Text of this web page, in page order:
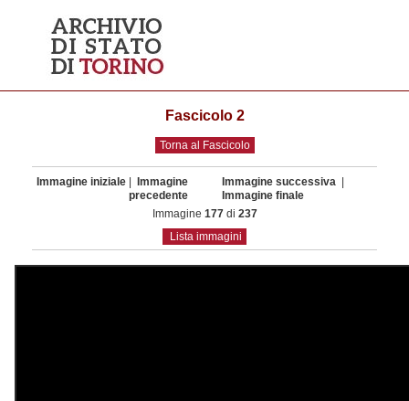
Fascicolo 2
Torna al Fascicolo
Immagine iniziale
Immagine
precedente
Immagine successiva
Immagine finale
Immagine 177di 237
Lista immagini